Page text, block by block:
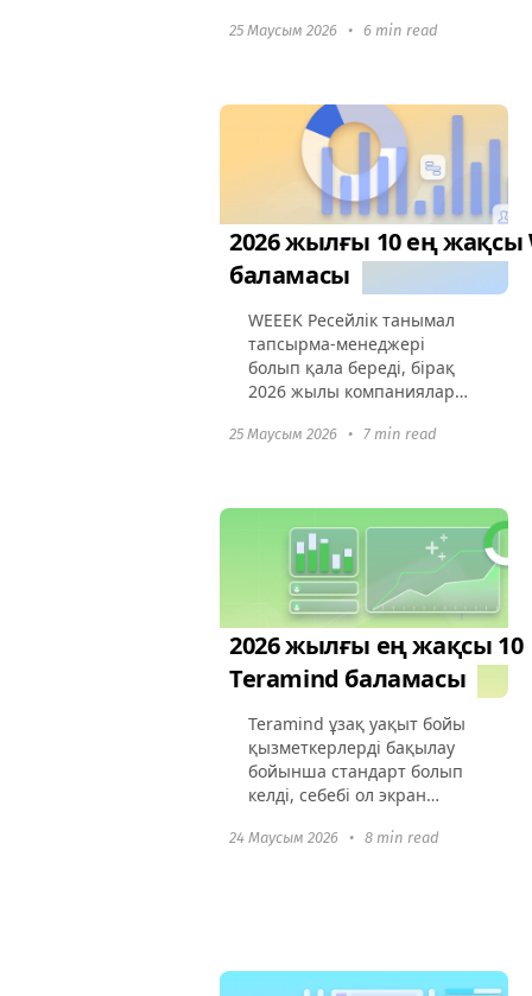
пайдаланушылар көбірек
баға ұсыныстарын іздеп
жатыр. Бұл...
25 Маусым 2026 • 6 min read
2026 жылғы 10 ең жақсы
баламасы
WEEEK Ресейлік танымал
тапсырма-менеджері
болып қала береді, бірақ
2026 жылы компаниялар
баламаларды іздейді.
аудару және жобалардың...
25 Маусым 2026 • 7 min read
2026 жылғы ең жақсы 10
Teramind баламасы
Teramind ұзақ уақыт бойы
қызметкерлерді бақылау
бойынша стандарт болып
келді, себебі ол экран
хабарламаларын және
24 Маусым 2026 • 8 min read